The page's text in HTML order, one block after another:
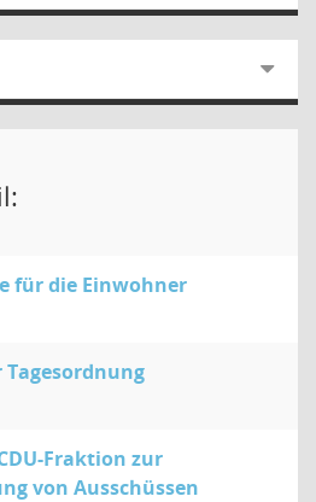
für die Einwohner
Fraktion zur
von Ausschüssen